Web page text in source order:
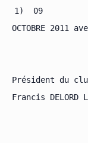
1)  09
OCTOBRE
Président du
Francis